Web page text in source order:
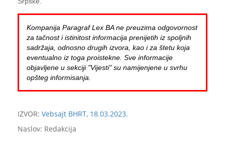
Kompanija Paragraf Lex BA ne preuzima odgovornost
za tačnost i istinitost informacija prenijetih iz spoljnih
sadržaja, odnosno drugih izvora, kao i za štetu koja
eventualno iz toga proistekne. Sve informacije
objavljene u sekciji "Vijesti" su namijenjene u svrhu
opšteg informisanja.
IZVOR: Vebsajt BHRT, 18.03.2023.
Naslov: Redakcija